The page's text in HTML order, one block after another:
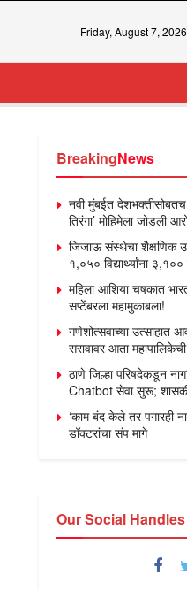
Friday, August 7, 2026
BreakingNews
नवी मुंबईत देशभक्तीसोबतच
तिरंगा’ मोहिमेला जोडली
जिजाऊ संस्थेचा शैक्षणिक
१,०५० विद्यार्थ्यांना
महिला आशिया चषकात
सप्टेंबरला महामुकाबला!
गणेशोत्सवाच्या उत्साहात
सरावावर आता
ठाणे जिल्हा परिषदेकडून
Chatbot सेवा सुरू;
‘काम बंद केले तर पगारही
डॉक्टरांचा संप मागे
Our Social Handles